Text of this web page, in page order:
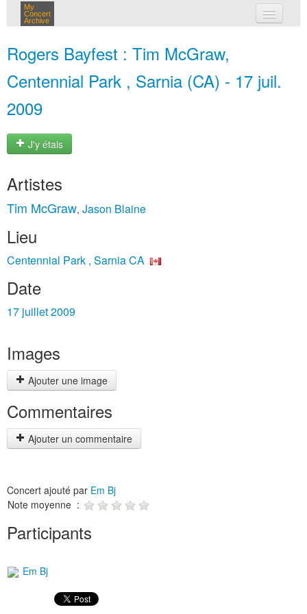
My
Concert
Archive
Rogers Bayfest : Tim McGraw,
Centennial Park , Sarnia (CA) - 17 juil.
2009
J'y étais
Artistes
Tim McGraw, Jason Blaine
Lieu
Centennial Park , Sarnia CA
Date
17 juillet 2009
Images
Ajouter une image
Commentaires
Ajouter un commentaire
Concert ajouté par Em Bj
Note moyenne :
Participants
Em Bj